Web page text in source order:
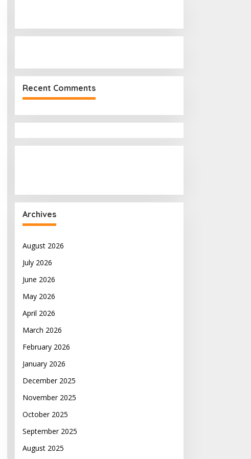
Recent Comments
Archives
August 2026
July 2026
June 2026
May 2026
April 2026
March 2026
February 2026
January 2026
December 2025
November 2025
October 2025
September 2025
August 2025